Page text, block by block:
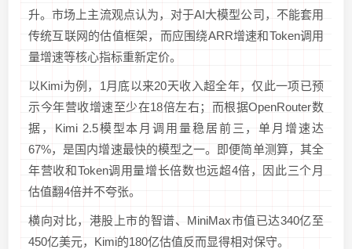
升。市场上主流观点认为，对于AI大模型公司，不能套用
传统互联网的估值框架，而应围绕ARR增速和Token调用
量增速等核心指标重新定价。
以Kimi为例，1月底以来20天收入超全年，仅此一项已预
示今年营收增速至少在18倍左右；而根据OpenRouter数
据，Kimi 2.5模型本月调用量稳居前三，单月增速达
67%，是国内增速最快的模型之一。即便简单测算，其全
年营收和Token调用量增长倍数也远超4倍，因此三个月
估值翻4倍并不夸张。
横向对比，港股上市的智谱、MiniMax市值已达340亿至
450亿美元，Kimi的180亿估值反而显得相对保守。